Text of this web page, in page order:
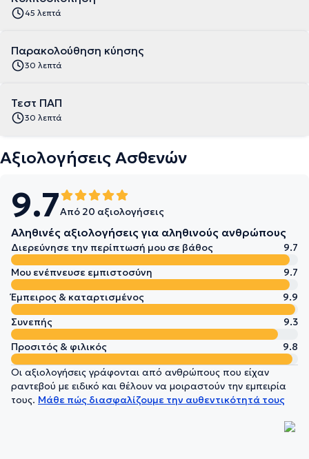
45 λεπτά
Παρακολούθηση κύησης
30 λεπτά
Τεστ ΠΑΠ
30 λεπτά
Αξιολογήσεις Ασθενών
9.7Από 20 αξιολογήσεις
Αληθινές αξιολογήσεις για αληθινούς ανθρώπους
Διερεύνησε την περίπτωσή μου σε βάθος
9.7
Μου ενέπνευσε εμπιστοσύνη
9.7
Έμπειρος & καταρτισμένος
9.9
Συνεπής
9.3
Προσιτός & φιλικός
9.8
Οι αξιολογήσεις γράφονται από ανθρώπους που είχαν
ραντεβού με ειδικό και θέλουν να μοιραστούν την εμπειρία
τους. Μάθε πώς διασφαλίζουμε την αυθεντικότητά τους